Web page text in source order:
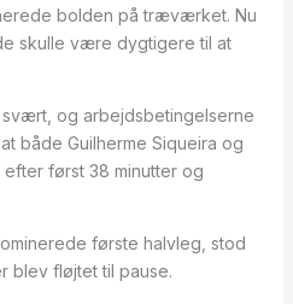
bolden på træværket. Nu
skulle være dygtigere til at
og arbejdsbetingelserne
både Guilherme Siqueira og
først 38 minutter og
første halvleg, stod
blev fløjtet til pause.